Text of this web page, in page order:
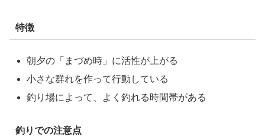
特徴
朝夕の「まづめ時」に活性が上がる
小さな群れを作って行動している
釣り場によって、よく釣れる時間帯がある
釣りでの注意点